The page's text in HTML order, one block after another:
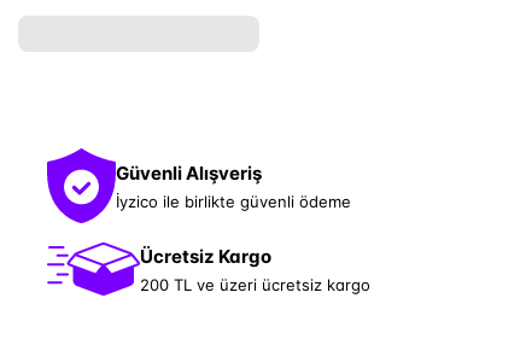
Güvenli Alışveriş
İyzico ile birlikte güvenli ödeme
Ücretsiz Kargo
200 TL ve üzeri ücretsiz kargo